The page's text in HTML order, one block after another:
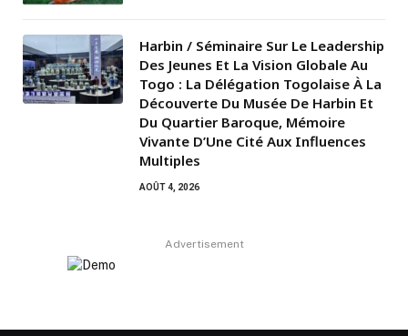
Harbin / Séminaire Sur Le Leadership
Des Jeunes Et La Vision Globale Au
Togo : La Délégation Togolaise À La
Découverte Du Musée De Harbin Et
Du Quartier Baroque, Mémoire
Vivante D’Une Cité Aux Influences
Multiples
AOÛT 4, 2026
Advertisement